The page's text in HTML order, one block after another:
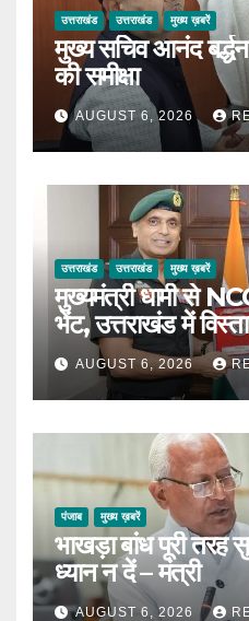
उत्तराखंड उत्तराखंड मुख्य ख़बरें
मुख्य सचिव आनंद
की समीक्षा
AUGUST 6, 2026
उत्तराखंड उत्तराखंड मुख्य ख़बरें
मुख्यमंत्री धामी से
भेंट, उत्तराखंड में
AUGUST 6, 2026
पंजाब मुख्य ख़बरें
भाखड़ा बांध पूरी तरह
ध्यान न दें – मंत्री
AUGUST 6, 2026